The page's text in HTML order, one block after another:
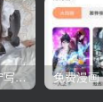
童颜网红樱井宁宁写真集套图 免费漫画